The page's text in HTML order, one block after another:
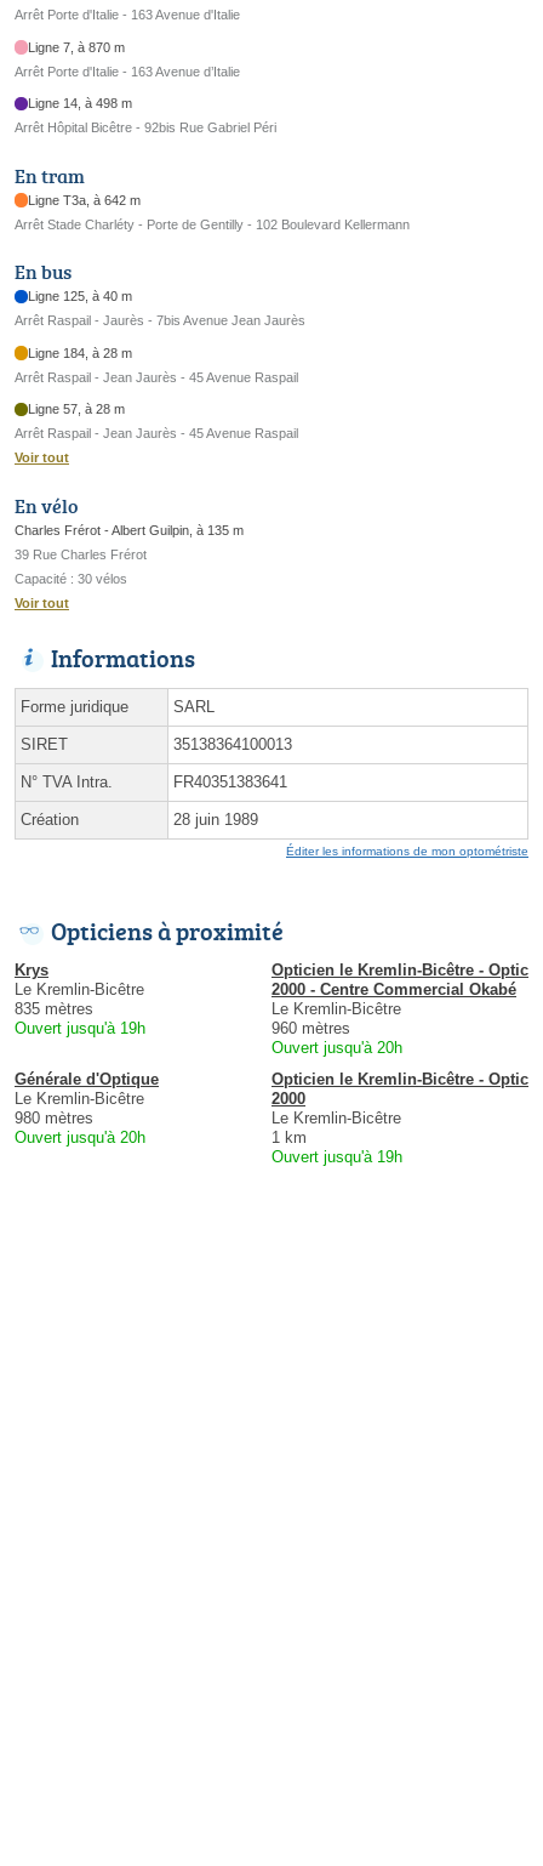
Arrêt Porte d'Italie - 163 Avenue d'Italie
Ligne 7, à 870 m
Arrêt Porte d'Italie - 163 Avenue d’Italie
Ligne 14, à 498 m
Arrêt Hôpital Bicêtre - 92bis Rue Gabriel Péri
En tram
Ligne T3a, à 642 m
Arrêt Stade Charléty - Porte de Gentilly - 102 Boulevard Kellermann
En bus
Ligne 125, à 40 m
Arrêt Raspail - Jaurès - 7bis Avenue Jean Jaurès
Ligne 184, à 28 m
Arrêt Raspail - Jean Jaurès - 45 Avenue Raspail
Ligne 57, à 28 m
Arrêt Raspail - Jean Jaurès - 45 Avenue Raspail
Voir tout
En vélo
Charles Frérot - Albert Guilpin, à 135 m
39 Rue Charles Frérot
Capacité : 30 vélos
Voir tout
Informations
Forme juridique SARL
SIRET 35138364100013
N° TVA Intra. FR40351383641
Création 28 juin 1989
Éditer les informations de mon optométriste
Opticiens à proximité
Krys
Le Kremlin-Bicêtre
835 mètres
Ouvert jusqu'à 19h
Opticien le Kremlin-Bicêtre - Optic
2000 - Centre Commercial Okabé
Le Kremlin-Bicêtre
960 mètres
Ouvert jusqu'à 20h
Générale d'Optique
Le Kremlin-Bicêtre
980 mètres
Ouvert jusqu'à 20h
Opticien le Kremlin-Bicêtre - Optic
2000
Le Kremlin-Bicêtre
1 km
Ouvert jusqu'à 19h